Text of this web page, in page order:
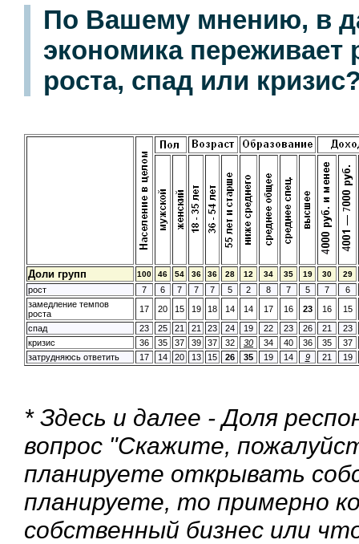
По Вашему мнению, в
экономика переживает
роста, спад или
Доли групп 100 46 54 36 36 28 12 34 35 19 30 29
рост 7 6 7 7 7 5 2 8 7 5 7
6
замедление темпов
роста
17 20 15 19 18 14 14 17 16 23 16
15
спад
23 25 21 21 23 24 19 22 23 26 21
23
кризис
36 35 37 39 37 32 30 34 40 36 35
37
затрудняюсь ответить
17 14 20 13 15 26 35 19 14 9 21 19
* Здесь и далее - Доля
вопрос "Скажите,
планируете открывать
планируете, то примерно
собственный бизнес или